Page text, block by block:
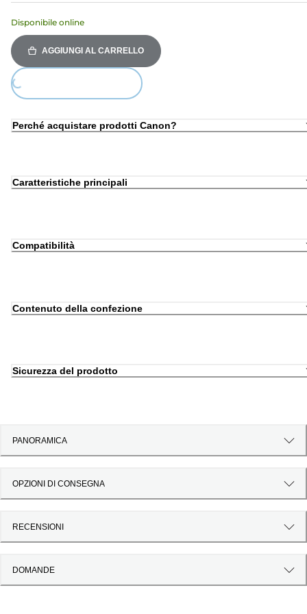
Disponibile online
AGGIUNGI AL CARRELLO
Loading...
Perché acquistare prodotti Canon?
Caratteristiche principali
Compatibilità
Contenuto della confezione
Sicurezza del prodotto
PANORAMICA
OPZIONI DI CONSEGNA
RECENSIONI
DOMANDE